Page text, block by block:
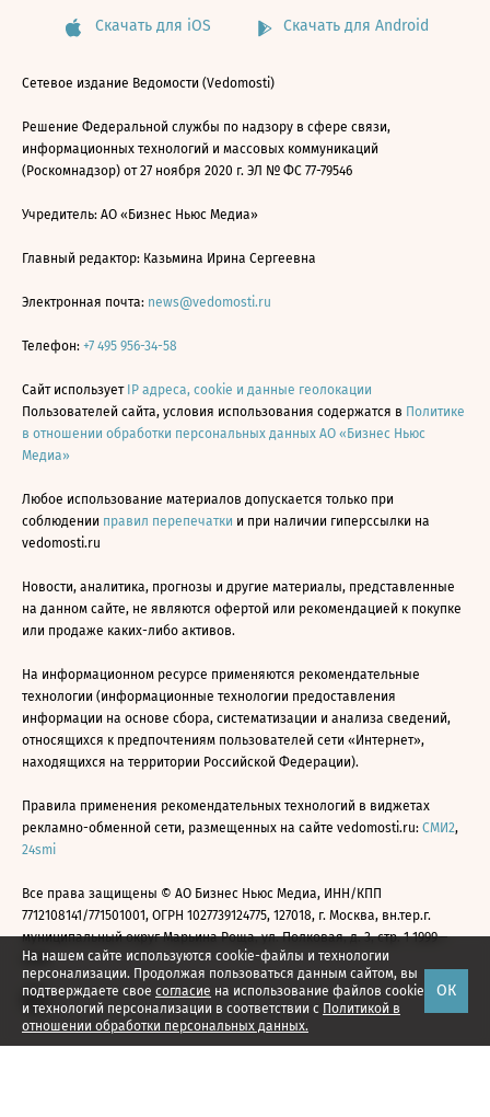
На нашем сайте используются cookie-файлы и технологии
персонализации. Продолжая пользоваться данным сайтом, вы
подтверждаете свое согласие на использование файлов cookie
и технологий персонализации в соответствии с Политикой в
отношении обработки персональных данных.
ОК
Скачать для iOS Скачать для Android
Сетевое издание Ведомости (Vedomosti)
Решение Федеральной службы по надзору в сфере связи,
информационных технологий и массовых коммуникаций
(Роскомнадзор) от 27 ноября 2020 г. ЭЛ № ФС 77-79546
Учредитель: АО «Бизнес Ньюс Медиа»
Главный редактор: Казьмина Ирина Сергеевна
Электронная почта: news@vedomosti.ru
Телефон: +7 495 956-34-58
Сайт использует IP адреса, cookie и данные геолокации
Пользователей сайта, условия использования содержатся в Политике
в отношении обработки персональных данных АО «Бизнес Ньюс
Медиа»
Любое использование материалов допускается только при
соблюдении правил перепечатки и при наличии гиперссылки на
vedomosti.ru
Новости, аналитика, прогнозы и другие материалы, представленные
на данном сайте, не являются офертой или рекомендацией к покупке
или продаже каких-либо активов.
На информационном ресурсе применяются рекомендательные
технологии (информационные технологии предоставления
информации на основе сбора, систематизации и анализа сведений,
относящихся к предпочтениям пользователей сети «Интернет»,
находящихся на территории Российской Федерации).
Правила применения рекомендательных технологий в виджетах
рекламно-обменной сети, размещенных на сайте vedomosti.ru: СМИ2,
24smi
Все права защищены © АО Бизнес Ньюс Медиа, ИНН/КПП
7712108141/771501001, ОГРН 1027739124775, 127018, г. Москва, вн.тер.г.
муниципальный округ Марьина Роща, ул. Полковая, д. 3, стр. 1 1999—
2026